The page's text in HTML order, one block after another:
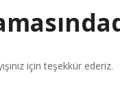
için teşekkür ederiz.